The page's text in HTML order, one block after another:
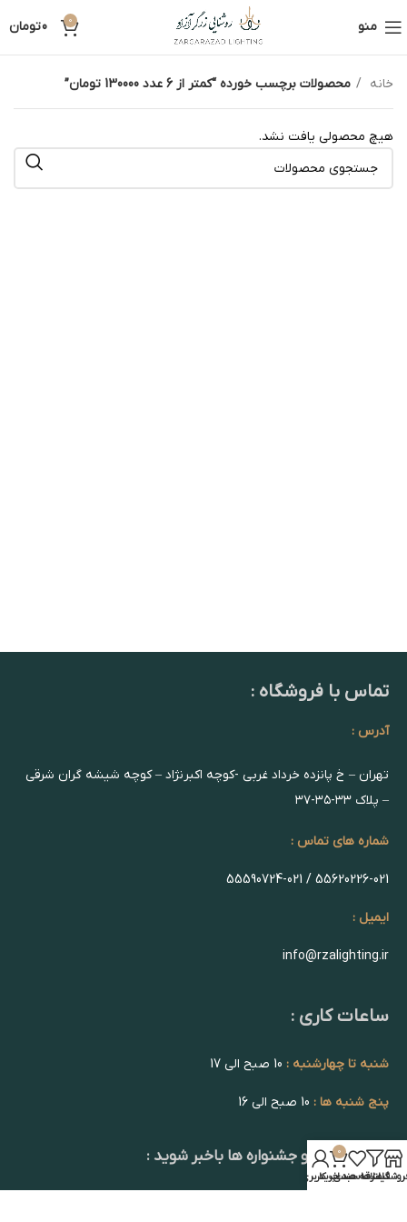
منو 0
0تومان
خانه محصولات برچسب خورده “کمتر از 6 عدد 130000 تومان”
هیچ محصولی یافت نشد.
تماس با فروشگاه :
آدرس :
تهران – خ پانزده خرداد غربی -کوچه اکبرنژاد – کوچه شیشه گران شرقی
– پلاک ۳۳-۳۵-۳۷
شماره های تماس :
55620226-021 / 55590724-021
ایمیل :
info@rzalighting.ir
ساعات کاری :
شنبه تا چهارشنبه :
پنج شنبه ها :
از تخفیف ها و جشنواره ها باخبر شوید :
فیلترها
علاقه مندی
0
سبد خرید
حساب کاربری من